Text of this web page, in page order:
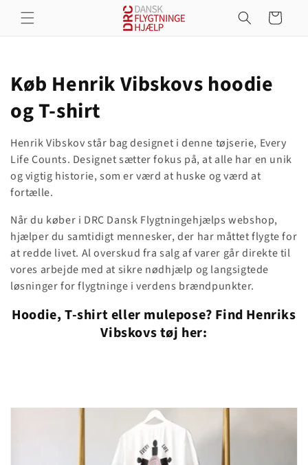
Gå til
indhold
Indkøbskurv
K
o
l
l
e
k
t
i
o
n
Køb Henrik Vibskovs hoodie
og T-shirt
Henrik Vibskov står bag designet i denne tøjserie, Every
Life Counts. Designet sætter fokus på, at alle har en unik
og vigtig historie, som er værd at huske og værd at
fortælle.
Når du køber i DRC Dansk Flygtningehjælps webshop,
hjælper du samtidigt mennesker, der har måttet flygte for
at redde livet. Al overskud fra salg af varer går direkte til
vores arbejde med at sikre nødhjælp og langsigtede
løsninger for flygtninge i verdens brændpunkter.
Hoodie, T-shirt eller mulepose? Find Henriks
Vibskovs tøj her: